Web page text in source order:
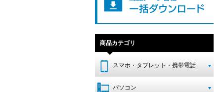
商品カテゴリ
スマホ・タブレット・携帯電話
パソコン